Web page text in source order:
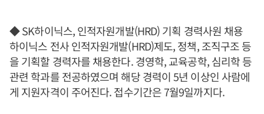
◆ SK하이닉스, 인적자원개발(HRD) 기획 경력사원 채용
하이닉스 전사 인적자원개발(HRD)제도, 정책, 조직구조 등
을 기획할 경력자를 채용한다. 경영학, 교육공학, 심리학 등
관련 학과를 전공하였으며 해당 경력이 5년 이상인 사람에
게 지원자격이 주어진다. 접수기간은 7월9일까지다.